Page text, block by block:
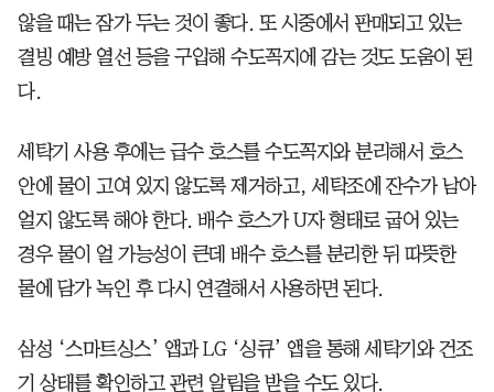
않을 때는 잠가 두는 것이 좋다. 또 시중에서 판매되고 있는
결빙 예방 열선 등을 구입해 수도꼭지에 감는 것도 도움이 된
다.
세탁기 사용 후에는 급수 호스를 수도꼭지와 분리해서 호스
안에 물이 고여 있지 않도록 제거하고, 세탁조에 잔수가 남아
얼지 않도록 해야 한다. 배수 호스가 U자 형태로 굽어 있는
경우 물이 얼 가능성이 큰데 배수 호스를 분리한 뒤 따뜻한
물에 담가 녹인 후 다시 연결해서 사용하면 된다.
삼성 ‘스마트싱스’ 앱과 LG ‘싱큐’ 앱을 통해 세탁기와 건조
기 상태를 확인하고 관련 알림을 받을 수도 있다.